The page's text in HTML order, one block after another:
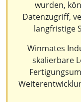
wurden,
Datenzugriff,
langfristige
Winmates
skalierbare